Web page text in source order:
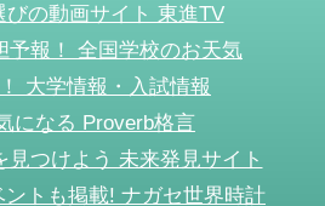
びの動画サイト 東進TV
予報！ 全国学校のお天気
大学情報・入試情報
になる Proverb格言
見つけよう 未来発見サイト
トも掲載! ナガセ世界時計